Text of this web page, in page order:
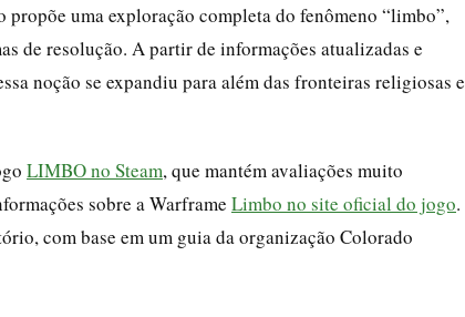
uma exploração completa do fenômeno “limbo”,
de resolução. A partir de informações atualizadas e
noção se expandiu para além das fronteiras religiosas e
LIMBO no Steam, que mantém avaliações muito
sobre a Warframe Limbo no site oficial do jogo.
com base em um guia da organização Colorado